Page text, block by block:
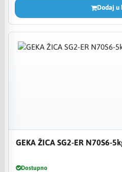
Dodaj u
GEKA ŽICA SG2-ER N70S6-
Dostupno